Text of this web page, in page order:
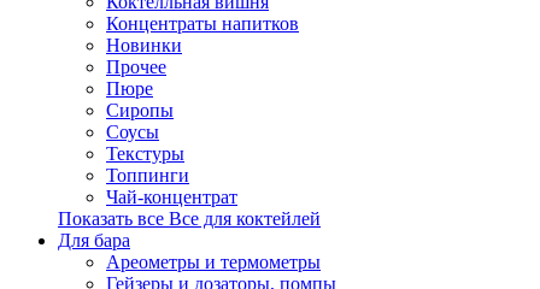
Концентраты напитков
Новинки
Прочее
Пюре
Сиропы
Соусы
Текстуры
Топпинги
Чай-концентрат
Показать все Все для коктейлей
Для бара
Ареометры и термометры
Гейзеры и дозаторы, помпы